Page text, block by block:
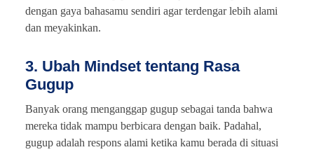
dengan gaya bahasamu sendiri agar terdengar lebih alami
dan meyakinkan.
3. Ubah Mindset tentang Rasa
Gugup
Banyak orang menganggap gugup sebagai tanda bahwa
mereka tidak mampu berbicara dengan baik. Padahal,
gugup adalah respons alami ketika kamu berada di situasi